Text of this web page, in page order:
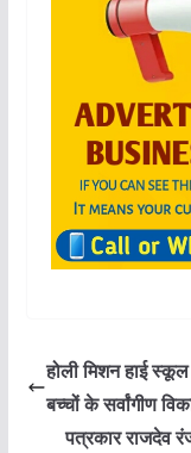
होली मिशन हाई स्कूल
बच्चों के सर्वांगीण
पत्रकार राजदेव